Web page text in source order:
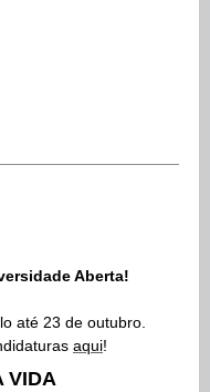
Aberta!
até 23 de outubro.
aqui!
VIDA